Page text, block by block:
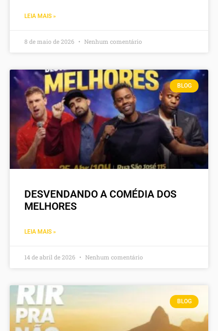
LEIA MAIS »
8 de maio de 2026 Nenhum comentário
BLOG
DESVENDANDO A COMÉDIA DOS
MELHORES
LEIA MAIS »
14 de abril de 2026 Nenhum comentário
BLOG